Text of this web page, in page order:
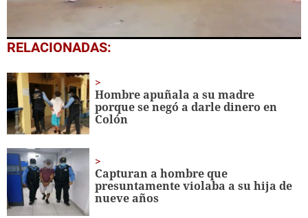
0
seconds
1
minute,
19
seconds
RELACIONADAS:
Hombre apuñala a su madre
porque se negó a darle dinero en
Colón
Capturan a hombre que
presuntamente violaba a su hija de
nueve años